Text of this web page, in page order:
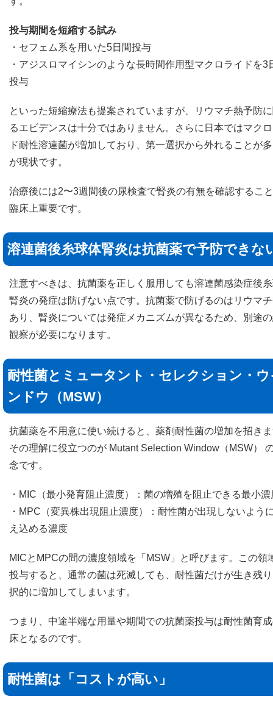
投与期間を短縮する試み
・セフェム系を用いた5日間投与
・アジスロマイシンのような長時間作用型マクロライドを3
投与
といった短縮療法も提案されていますが、リウマチ熱予防
るエビデンスは十分ではありません。さらに日本ではマク
ド耐性溶連菌が増加しており、第一選択から外れることが
が現状です。
治療後には2〜3週間後の尿検査で腎炎の有無を確認するこ
臨床上重要です。
溶連菌後糸球体腎炎は抗菌薬で予防できな
注意すべきは、抗菌薬を正しく服用しても溶連菌感染症後
腎炎の発症は防げない点です。抗菌薬で防げるのはリウマ
あり、腎炎については発症メカニズムが異なるため、別途
観察が必要になります。
耐性菌とミュータント・セレクション・ウ
ンドウ（MSW）
抗菌薬を不用意に使い続けると、薬剤耐性菌の増加を招き
その理解に役立つのが Mutant Selection Window（MSW）
念です。
・MIC（最小発育阻止濃度）：菌の増殖を阻止できる最小濃
・MPC（変異株出現阻止濃度）：耐性菌が出現しないよう
え込める濃度
MICとMPCの間の濃度領域を「MSW」と呼びます。この領
投与すると、通常の菌は死滅しても、耐性菌だけが生き残
択的に増加してしまいます。
つまり、中途半端な用量や期間での抗菌薬投与は耐性菌育
床となるのです。
耐性菌は「コストが高い」